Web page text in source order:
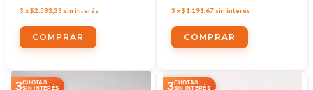
3 x$2.533,33 sin interés
3 x$1.191,67 sin interés
3CUOTAS
SIN INTERÉS
3CUOTAS
SIN INTERÉS